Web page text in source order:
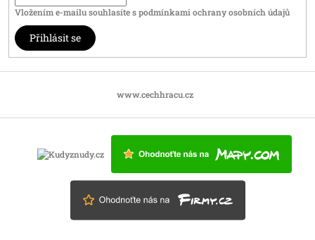
Vložením e-mailu souhlasíte spodmínkami ochrany osobních údajů
Přihlásit se
www.cechhracu.cz